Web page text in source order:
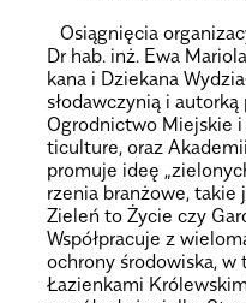
Osią­gnię­cia
Dr hab. inż. Ewa
kana i Dzie­kana
sło­daw­czy­nią i
Ogrod­nic­two Miej­skie
ti­cul­ture, oraz
pro­muje ideę
rze­nia bran­żowe, takie
Zie­leń to Życie czy
Współ­pra­cuje z
ochrony śro­do­wi­ska, w
Łazien­kami